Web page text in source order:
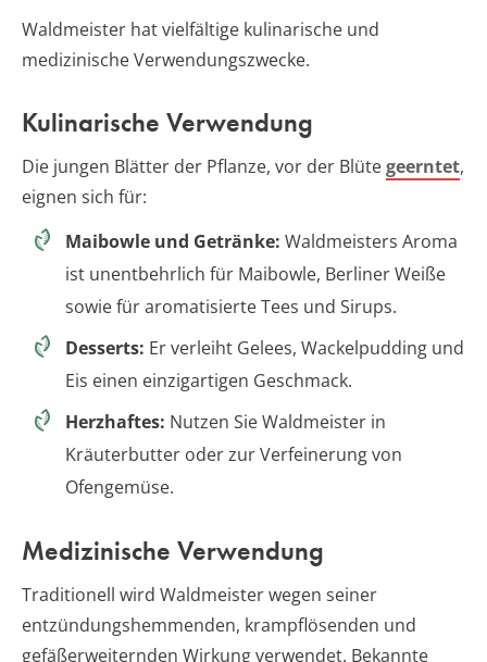
Waldmeister hat vielfältige kulinarische und
medizinische Verwendungszwecke.
Kulinarische Verwendung
Die jungen Blätter der Pflanze, vor der Blütegeerntet,
eignen sich für:
Maibowle und Getränke: Waldmeisters Aroma
ist unentbehrlich für Maibowle, Berliner Weiße
sowie für aromatisierte Tees und Sirups.
Desserts: Er verleiht Gelees, Wackelpudding und
Eis einen einzigartigen Geschmack.
Herzhaftes: Nutzen Sie Waldmeister in
Kräuterbutter oder zur Verfeinerung von
Ofengemüse.
Medizinische Verwendung
Traditionell wird Waldmeister wegen seiner
entzündungshemmenden, krampflösenden und
gefäßerweiternden Wirkung verwendet. Bekannte